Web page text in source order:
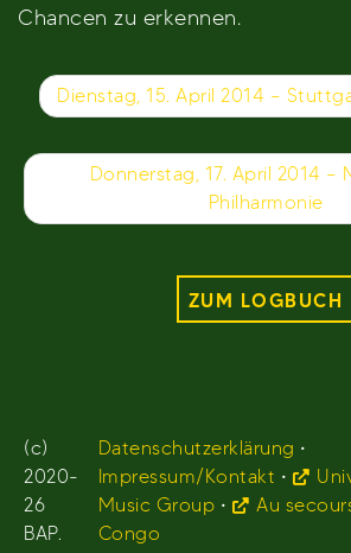
Chancen zu erkennen.
Beitragsnavigation
Dienstag, 15. April 2014 –
Donnerstag, 17. April 2014 –
Philharmonie
ZUM LOGBUCH
(c)
2020-
26
BAP.
Datenschutzerklärung •
Impressum/Kontakt •
Music Group •
Au
Congo